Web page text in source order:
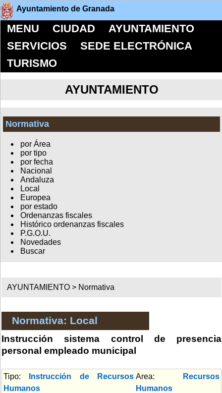
Ayuntamiento de Granada
MENU CIUDAD
AYUNTAMIENTO
SERVICIOS
SEDE ELECTRÓNICA
TURISMO
AYUNTAMIENTO
Normativa
por Área
por tipo
por fecha
Nacional
Andaluza
Local
Europea
por estado
Ordenanzas fiscales
Histórico ordenanzas fiscales
P.G.O.U.
Novedades
Buscar
AYUNTAMIENTO > Normativa
Normativa: Local
Instrucción sistema control de presencia
personal empleado municipal
Tipo:
Instrucción de Recursos
Humanos
Area:
Recursos
Humanos